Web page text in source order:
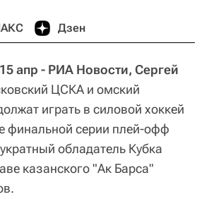
Дзен
апр - РИА Новости, Сергей
ЦСКА и омский
играть в силовой хоккей
финальной серии плей-офф
обладатель Кубка
казанского "Ак Барса"